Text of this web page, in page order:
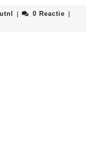
sophiainstituutnl
0 Reactie